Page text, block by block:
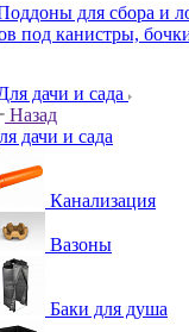
для сбора и
под канистры,
дачи и сада
Назад
дачи и сада
Канализация
Вазоны
Баки для душа